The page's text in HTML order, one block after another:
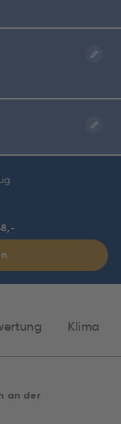
Klima
an der